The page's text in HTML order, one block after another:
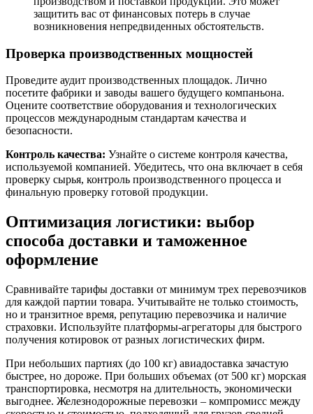
защитить вас от финансовых потерь в случае
возникновения непредвиденных обстоятельств.
Проверка производственных мощностей
Проведите аудит производственных площадок. Лично
посетите фабрики и заводы вашего будущего компаньона.
Оцените соответствие оборудования и технологических
процессов международным стандартам качества и
безопасности.
Контроль качества: Узнайте о системе контроля качества,
используемой компанией. Убедитесь, что она включает в себя
проверку сырья, контроль производственного процесса и
финальную проверку готовой продукции.
Оптимизация логистики: выбор
способа доставки и таможенное
оформление
Сравнивайте тарифы доставки от минимум трех перевозчиков
для каждой партии товара. Учитывайте не только стоимость,
но и транзитное время, репутацию перевозчика и наличие
страховки. Используйте платформы-агрегаторы для быстрого
получения котировок от разных логистических фирм.
При небольших партиях (до 100 кг) авиадоставка зачастую
быстрее, но дороже. При больших объемах (от 500 кг) морская
транспортировка, несмотря на длительность, экономически
выгоднее. Железнодорожные перевозки – компромисс между